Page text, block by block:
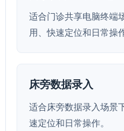
适合门诊共享电脑终端
用、快速定位和日常操作
床旁数据录入
适合床旁数据录入场景
速定位和日常操作。